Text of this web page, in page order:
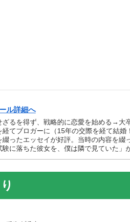
ル詳細へ
ざるを得ず、戦略的に恋愛を始める→大
経てブロガーに（15年の交際を経て結婚
綴ったエッセイが好評。当時の内容を綴
に落ちた彼女を、僕は隣で見ていた」